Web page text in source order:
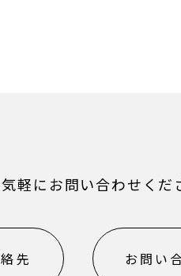
軽にお問い合わせくだ
先 お問い